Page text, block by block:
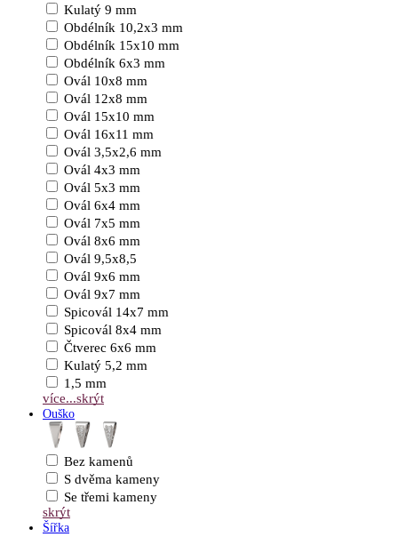
Kulatý 9 mm
Obdélník 10,2x3 mm
Obdélník 15x10 mm
Obdélník 6x3 mm
Ovál 10x8 mm
Ovál 12x8 mm
Ovál 15x10 mm
Ovál 16x11 mm
Ovál 3,5x2,6 mm
Ovál 4x3 mm
Ovál 5x3 mm
Ovál 6x4 mm
Ovál 7x5 mm
Ovál 8x6 mm
Ovál 9,5x8,5
Ovál 9x6 mm
Ovál 9x7 mm
Spicovál 14x7 mm
Spicovál 8x4 mm
Čtverec 6x6 mm
Kulatý 5,2 mm
1,5 mm
více...skrýt
Ouško
Bez kamenů
S dvěma kameny
Se třemi kameny
skrýt
Šířka